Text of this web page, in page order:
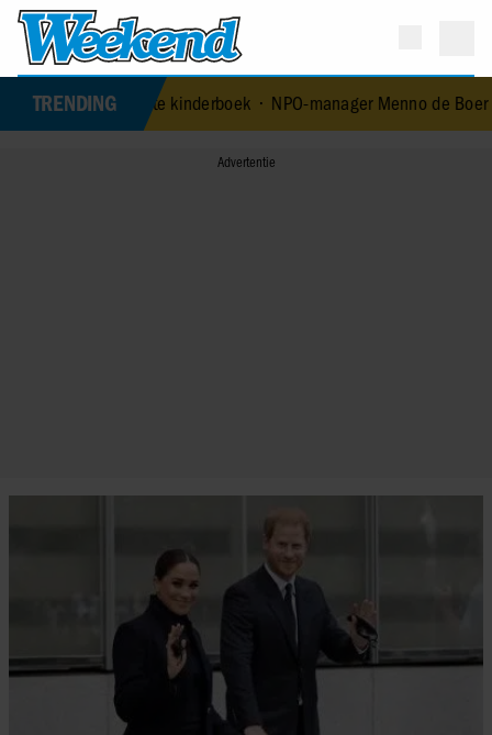
TRENDING
eerste kinderboek•NPO-manager Menno de Boer geschorst